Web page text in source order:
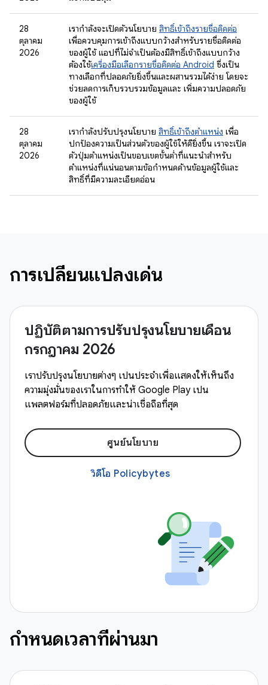
28
ตุลาคม
2026
เรากำลังจะเปิดตัวนโยบาย สิทธิ์เข้าถึงรายชื่อติดต่อ
เพื่อควบคุมการเข้าถึงแบบกว้างสำหรับรายชื่อติดต่อ
ของผู้ใช้ แอปที่ไม่จำเป็นต้องมีสิทธิ์เข้าถึงแบบกว้าง
ต้องใช้เครื่องมือเลือกรายชื่อติดต่อ Android ซึ่งเป็น
ทางเลือกที่ปลอดภัยยิ่งขึ้นและผสานรวมได้ง่าย โดยจะ
ช่วยลดการเก็บรวบรวมข้อมูลและ เพิ่มความปลอดภัย
ของผู้ใช้
28
ตุลาคม
2026
เรากำลังปรับปรุงนโยบาย สิทธิ์เข้าถึงตำแหน่ง เพื่อ
ปกป้องความเป็นส่วนตัวของผู้ใช้ให้ดียิ่งขึ้น เราจะเปิด
ตัวปุ่มตำแหน่งเป็นขอบเขตขั้นต่ำที่แนะนำสำหรับ
ตำแหน่งที่แน่นอนตามข้อกำหนดด้านข้อมูลผู้ใช้และ
สิทธิ์ที่มีความละเอียดอ่อน
การเปลี่ยนแปลงเด่น
ปฏิบัติตามการปรับปรุงนโยบายเดือน
กรกฎาคม 2026
เราปรับปรุงนโยบายต่างๆ เป็นประจำเพื่อแสดงให้เห็นถึง
ความมุ่งมั่นของเราในการทำให้ Google Play เป็น
แพลตฟอร์มที่ปลอดภัยและน่าเชื่อถือที่สุด
ศูนย์นโยบาย
วิดีโอ Policybytes
กําหนดเวลาที่ผ่านมา